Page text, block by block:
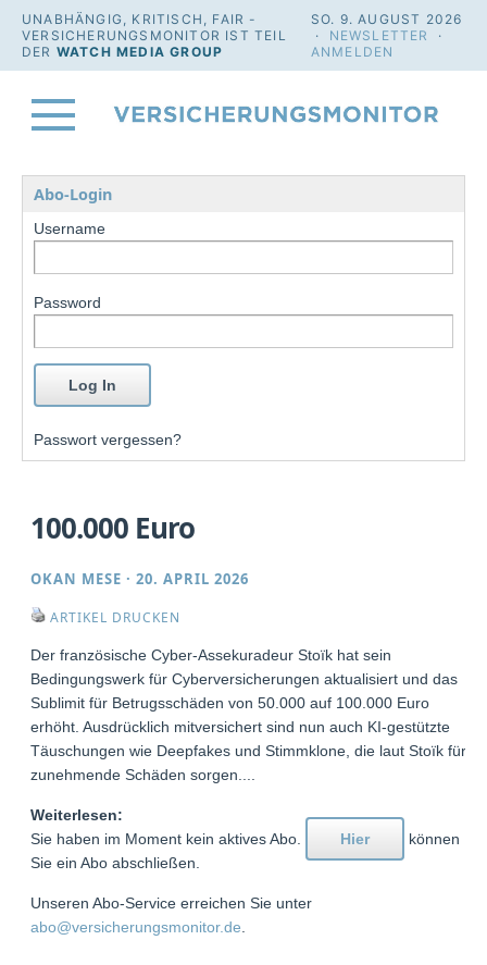
UNABHÄNGIG, KRITISCH, FAIR -
VERSICHERUNGSMONITOR IST TEIL
DER WATCH MEDIA GROUP
SO. 9. AUGUST 2026
· NEWSLETTER
·
ANMELDEN
Abo-Login
Username
Password
Passwort vergessen?
100.000 Euro
OKAN MESE ·20. APRIL 2026
ARTIKEL DRUCKEN
Der französische Cyber-Assekuradeur Stoïk hat sein
Bedingungswerk für Cyberversicherungen aktualisiert und das
Sublimit für Betrugsschäden von 50.000 auf 100.000 Euro
erhöht. Ausdrücklich mitversichert sind nun auch KI-gestützte
Täuschungen wie Deepfakes und Stimmklone, die laut Stoïk für
zunehmende Schäden sorgen....
Weiterlesen:
Sie haben im Moment kein aktives Abo.
Hier
können
Sie ein Abo abschließen.
Unseren Abo-Service erreichen Sie unter
abo@versicherungsmonitor.de